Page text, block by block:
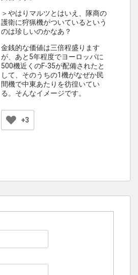
＞やはりマルツとはいえ、隊商の
護衛に狩猟機がついているという
のは珍しいのかなあ？
金銭的な価値は三倍程盛ります
が、あと5年程度でヨーロッパに
500機近くのF-35が配備されたと
して、そのうちの1機がなぜか民
間機で中東あたりを彷徨いてい
る。そんなイメージです。
+3